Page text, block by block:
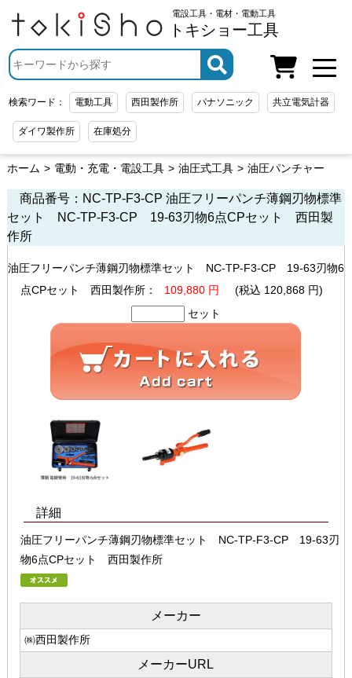
電設工具・電材・電動工具
トキショー工具
検索ワード： 電動工具 西田製作所 パナソニック 共立電気計器
ダイワ製作所 在庫処分
ホーム 電動・充電・電設工具 油圧式工具 油圧パンチャー
商品番号：NC-TP-F3-CP 油圧フリーパンチ薄鋼刃物標準
セット NC-TP-F3-CP 19-63刃物6点CPセット 西田製
作所
油圧フリーパンチ薄鋼刃物標準セット NC-TP-F3-CP 19-63刃物6
点CPセット 西田製作所：
109,880 円
(税込 120,868 円)
セット
詳細
油圧フリーパンチ薄鋼刃物標準セット NC-TP-F3-CP 19-63刃
物6点CPセット 西田製作所
メーカー
㈱西田製作所
メーカーURL